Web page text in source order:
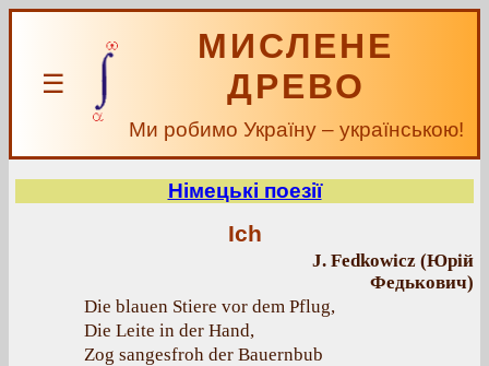
☰
МИСЛЕНЕ
ДРЕВО
Ми робимо Україну – українською!
Німецькі поезії
Iсh
J. Fedkowicz (Юрій
Федькович)
Die blauen Stiere vor dem Pflug,
Die Leite in der Hand,
Zog sangesfroh der Bauernbub